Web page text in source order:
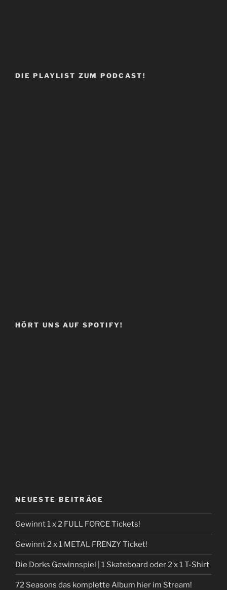
DIE PLAYLIST ZUM PODCAST!
HÖRT UNS AUF SPOTIFY!
NEUESTE BEITRÄGE
Gewinnt 1 x 2 FULL FORCE Tickets!
Gewinnt 2 x 1 METAL FRENZY Ticket!
Die Dorks Gewinnspiel | 1 Skateboard oder 2 x 1 T-Shirt
72 Seasons das komplette Album hier im Stream!